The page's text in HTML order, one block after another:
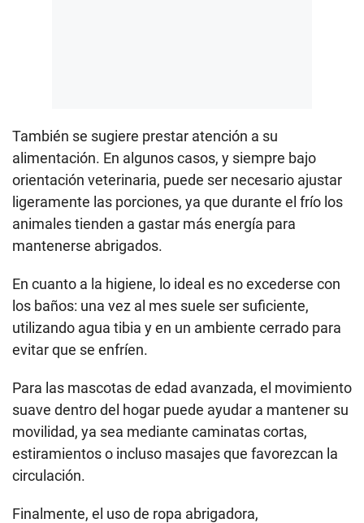
También se sugiere prestar atención a su
alimentación. En algunos casos, y siempre bajo
orientación veterinaria, puede ser necesario ajustar
ligeramente las porciones, ya que durante el frío los
animales tienden a gastar más energía para
mantenerse abrigados.
En cuanto a la higiene, lo ideal es no excederse con
los baños: una vez al mes suele ser suficiente,
utilizando agua tibia y en un ambiente cerrado para
evitar que se enfríen.
Para las mascotas de edad avanzada, el movimiento
suave dentro del hogar puede ayudar a mantener su
movilidad, ya sea mediante caminatas cortas,
estiramientos o incluso masajes que favorezcan la
circulación.
Finalmente, el uso de ropa abrigadora,